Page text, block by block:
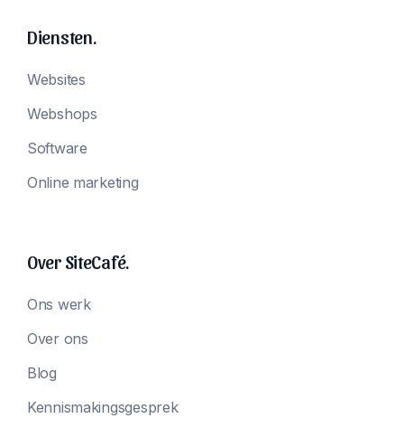
Diensten.
Websites
Webshops
Software
Online marketing
Over SiteCafé.
Ons werk
Over ons
Blog
Kennismakingsgesprek